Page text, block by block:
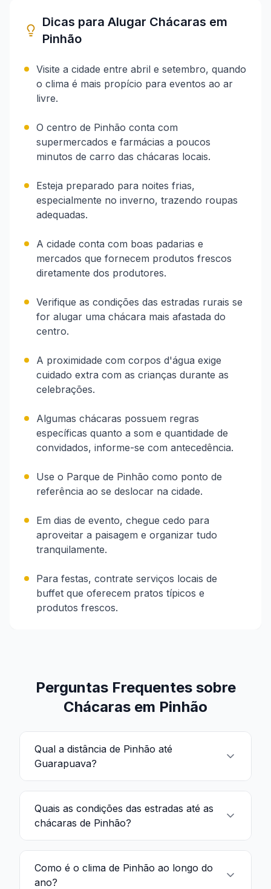
Dicas para Alugar Chácaras em
Pinhão
Visite a cidade entre abril e setembro, quando
o clima é mais propício para eventos ao ar
livre.
O centro de Pinhão conta com
supermercados e farmácias a poucos
minutos de carro das chácaras locais.
Esteja preparado para noites frias,
especialmente no inverno, trazendo roupas
adequadas.
A cidade conta com boas padarias e
mercados que fornecem produtos frescos
diretamente dos produtores.
Verifique as condições das estradas rurais se
for alugar uma chácara mais afastada do
centro.
A proximidade com corpos d'água exige
cuidado extra com as crianças durante as
celebrações.
Algumas chácaras possuem regras
específicas quanto a som e quantidade de
convidados, informe-se com antecedência.
Use o Parque de Pinhão como ponto de
referência ao se deslocar na cidade.
Em dias de evento, chegue cedo para
aproveitar a paisagem e organizar tudo
tranquilamente.
Para festas, contrate serviços locais de
buffet que oferecem pratos típicos e
produtos frescos.
Perguntas Frequentes sobre
Chácaras em Pinhão
Qual a distância de Pinhão até
Guarapuava?
Quais as condições das estradas até as
chácaras de Pinhão?
Como é o clima de Pinhão ao longo do
ano?